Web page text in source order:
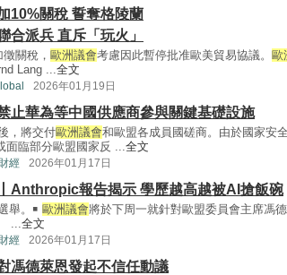
10%關稅 誓奪格陵蘭
合派兵 直斥「玩火」
關稅， 歐洲議會考慮因此暫停批准歐美貿易協議。 歐
Lang ...全文
2026年01月19日
止華為等中國供應商參與關鍵基礎設施
，將交付歐洲議會和歐盟各成員國磋商。由於國家安
面臨部分歐盟國家反 ...全文
經 2026年01月17日
Anthropic報告揭示 學歷越高越被AI搶飯碗
舉。￭ 歐洲議會將於下周一就針對歐盟委員會主席馮
...全文
經 2026年01月17日
馮德萊恩發起不信任動議